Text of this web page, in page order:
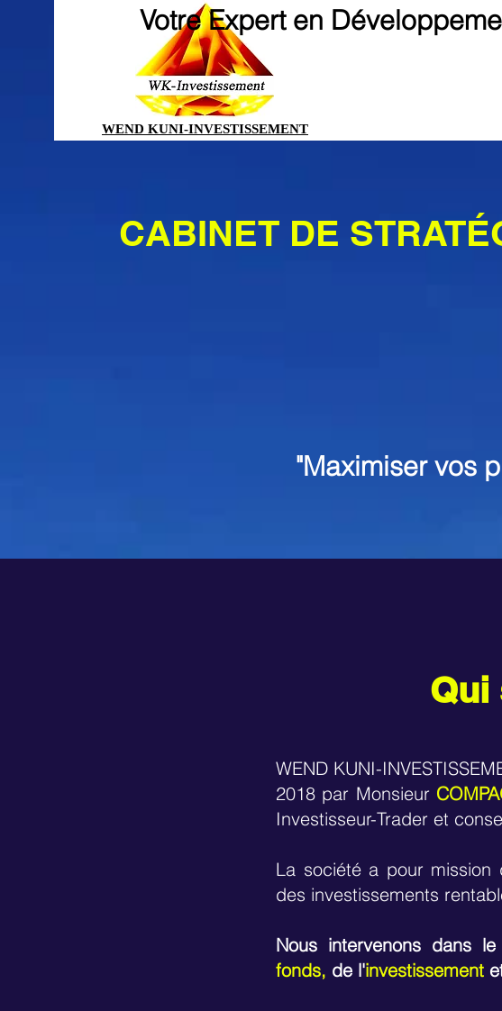
WEND KUNI-INVESTISSEMENT
Votre Expert en
CABINET DE
"Maximiser vos
Qui
WEND KUNI-
2018 par Monsieur
Investisseur-Trader et
La société a pour
des investissements
Nous intervenons dans
fonds, de l'investissement